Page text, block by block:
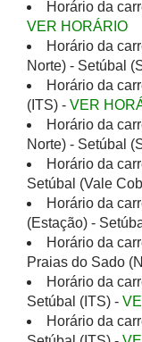
Horário da
VER HORÁRIO
Horário da
Norte) - Setúbal
Horário da
(ITS) - VER
Horário da
Norte) - Setúbal
Horário da
Setúbal (Vale
Horário da
(Estação) -
Horário da
Praias do Sado
Horário da
Setúbal (ITS) -
Horário da